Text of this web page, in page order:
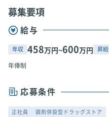
募集要項
給与
年収 458万円~600万円 昇給
年俸制
応募条件
正社員 調剤併設型ドラッグストア